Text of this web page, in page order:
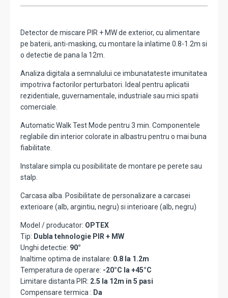
Detector de miscare PIR + MW de exterior, cu alimentare
pe baterii, anti-masking, cu montare la inlatime 0.8-1.2m si
o detectie de pana la 12m.
Analiza digitala a semnalului ce imbunatateste imunitatea
impotriva factorilor perturbatori. Ideal pentru aplicatii
rezidentiale, guvernamentale, industriale sau mici spatii
comerciale.
Automatic Walk Test Mode pentru 3 min. Componentele
reglabile din interior colorate in albastru pentru o mai buna
fiabilitate.
Instalare simpla cu posibilitate de montare pe perete sau
stalp.
Carcasa alba. Posibilitate de personalizare a carcasei
exterioare (alb, argintiu, negru) si interioare (alb, negru)
Model / producator: OPTEX
Tip: Dubla tehnologie PIR + MW
Unghi detectie: 90°
Inaltime optima de instalare: 0.8 la 1.2m
Temperatura de operare: -20°C la +45°C
Limitare distanta PIR: 2.5 la 12m in 5 pasi
Compensare termica : Da